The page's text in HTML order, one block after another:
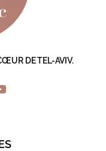
DE TEL-AVIV.